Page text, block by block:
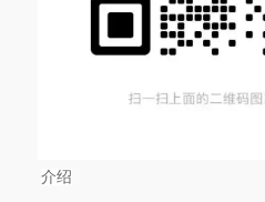
介绍